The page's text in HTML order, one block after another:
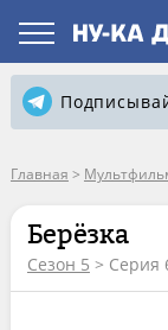
Главная >
Берёзка
Сезон 5 > Серия